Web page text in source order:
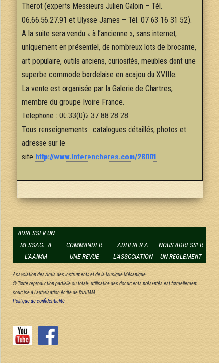
Therot (experts Messieurs Julien Galoin – Tél.
06.66.56.27.91 et Ulysse James – Tél. 07 63 16 31 52).
A la suite sera vendu « à l’ancienne », sans internet,
uniquement en présentiel, de nombreux lots de brocante,
art populaire, outils anciens, curiosités, meubles dont une
superbe commode bordelaise en acajou du XVIIIe.
La vente est organisée par la Galerie de Chartres,
membre du groupe Ivoire France.
Téléphone : 00.33(0)2 37 88 28 28.
Tous renseignements : catalogues détaillés, photos et
adresse sur le
site http://www.interencheres.com/28001
ADRESSER UN
MESSAGE A
L'AAIMM
COMMANDER
UNE REVUE
ADHERER A
L'ASSOCIATION
NOUS ADRESSER
UN REGLEMENT
Association des Amis des Instruments et de la Musique Mécanique
© Toute reproduction partielle ou totale, utilisation des documents présentés est formellement
soumise à l'autorisation écrite de l'AAIMM.
Politique de confidentialité